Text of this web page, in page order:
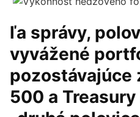
ľa správy,
vyvážené
pozostávajúce
500 a